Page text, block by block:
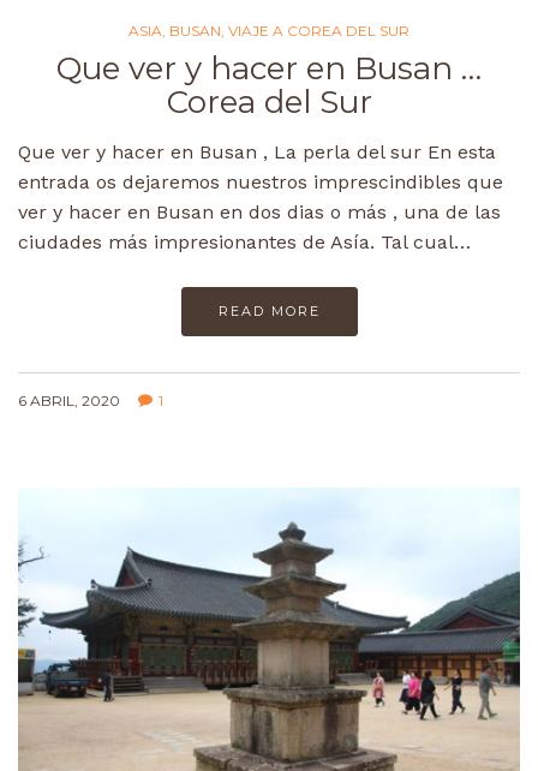
ASIA BUSAN VIAJE A COREA DEL SUR
Que ver y hacer en Busan …
Corea del Sur
Que ver y hacer en Busan , La perla del sur En esta
entrada os dejaremos nuestros imprescindibles que
ver y hacer en Busan en dos dias o más , una de las
ciudades más impresionantes de Asía. Tal cual…
READ MORE
6 ABRIL, 2020 1